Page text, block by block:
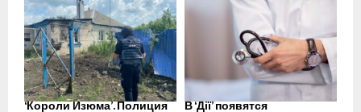
‘Короли Изюма’. Полиция В ‘Дії’ появятся